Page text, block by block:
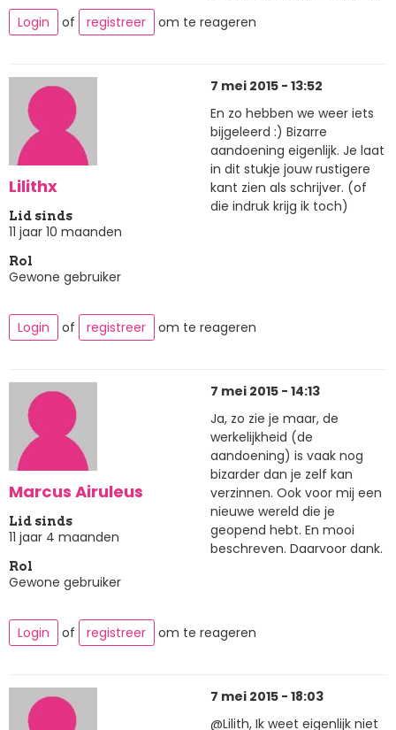
Login
of registreer om te reageren
Lilithx
Lid sinds
11 jaar 10 maanden
Rol
Gewone gebruiker
7 mei 2015 - 13:52
En zo hebben we weer iets
bijgeleerd :) Bizarre
aandoening eigenlijk. Je laat
in dit stukje jouw rustigere
kant zien als schrijver. (of
die indruk krijg ik toch)
Login of registreer om te reageren
Marcus Airuleus
Lid sinds
11 jaar 4 maanden
Rol
Gewone gebruiker
7 mei 2015 - 14:13
Ja, zo zie je maar, de
werkelijkheid (de
aandoening) is vaak nog
bizarder dan je zelf kan
verzinnen. Ook voor mij een
nieuwe wereld die je
geopend hebt. En mooi
beschreven. Daarvoor dank.
Login of registreer om te reageren
7 mei 2015 - 18:03
@Lilith, Ik weet eigenlijk niet